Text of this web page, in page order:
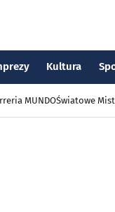
Kultura
MUNDOŚwiatowe